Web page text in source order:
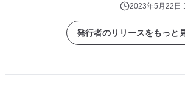
2023年5月22日
発行者のリリースをもっと